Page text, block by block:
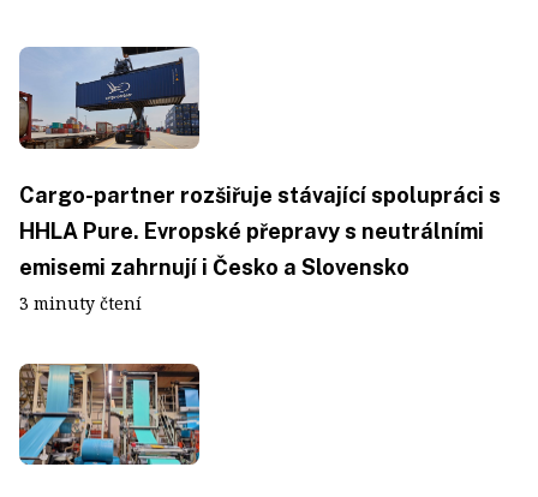
Cargo-partner rozšiřuje stávající spolupráci s
HHLA Pure. Evropské přepravy s neutrálními
emisemi zahrnují i Česko a Slovensko
3 minuty čtení